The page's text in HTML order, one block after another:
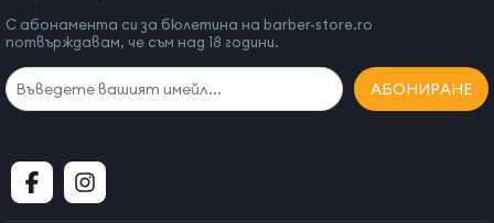
С абонамента си за бюлетина на barber-store.ro
потвърждавам, че съм над 18 години.
АБОНИРАНЕ